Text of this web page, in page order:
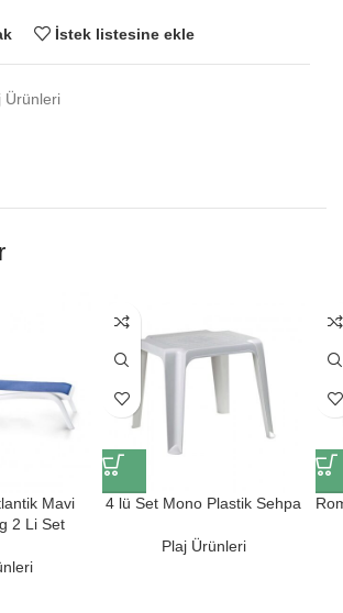
İstek listesine ekle
Ürünleri
Mavi
2 Li Set
4 lü Set Mono Plastik Sehpa
Plaj Ürünleri